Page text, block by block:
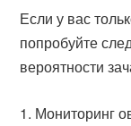
Если у вас
попробуйте
вероятности
Мониторинг